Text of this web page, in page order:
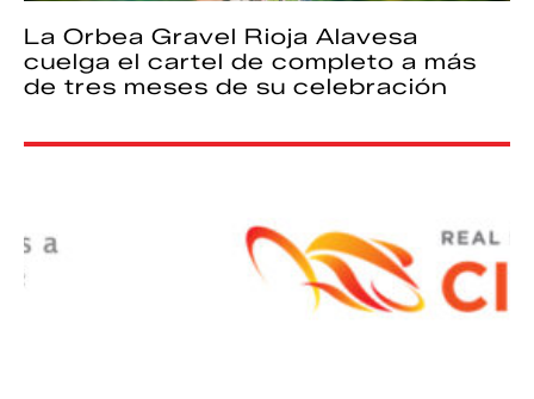
La Orbea Gravel Rioja Alavesa
cuelga el cartel de completo a más
de tres meses de su celebración